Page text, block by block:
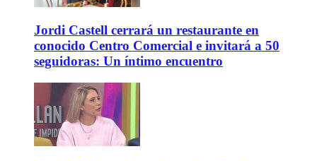
Jordi Castell cerrará un restaurante en
conocido Centro Comercial e invitará a 50
seguidoras: Un íntimo encuentro